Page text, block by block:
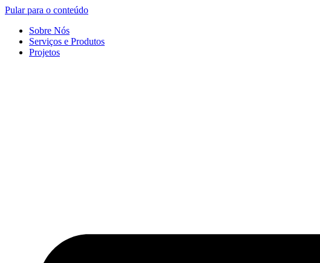
Pular para o conteúdo
Sobre Nós
Serviços e Produtos
Projetos